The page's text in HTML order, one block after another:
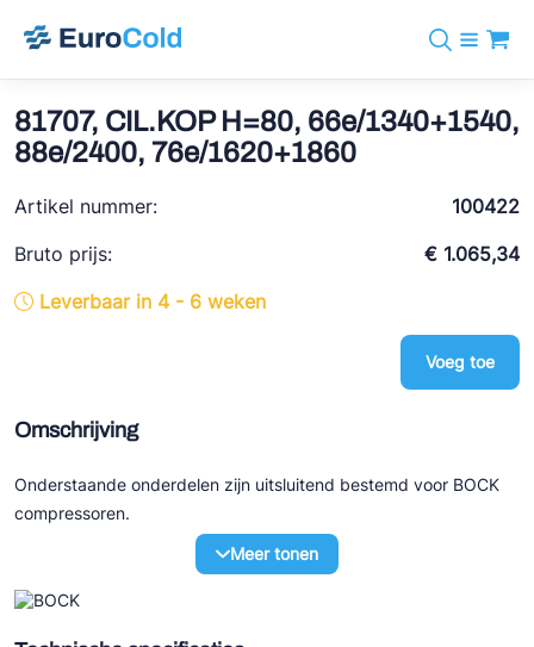
info@eurocold.nl
Merken
BOCK
REFFLEX®
Doucette Industries
ESK Schultze
TEKLAB
Koudemiddelen
Diensten
Nieuws
Over ons
81707, CIL.KOP H=80, 66e/1340+1540,
88e/2400, 76e/1620+1860
Artikel nummer:
100422
Bruto prijs:
€ 1.065,34
Leverbaar in 4 - 6 weken
Voeg toe
Omschrijving
Onderstaande onderdelen zijn uitsluitend bestemd voor BOCK
compressoren.
Meer tonen